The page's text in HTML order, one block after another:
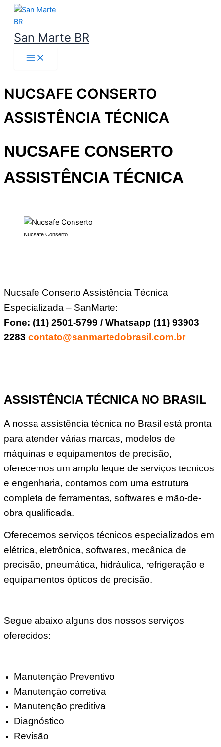
para
conteúdo
San Marte BR
NUCSAFE CONSERTO
ASSISTÊNCIA TÉCNICA
NUCSAFE CONSERTO
ASSISTÊNCIA TÉCNICA
Nucsafe Conserto
Nucsafe Conserto Assistência Técnica
Especializada – SanMarte:
Fone: (11) 2501-5799 / Whatsapp (11) 93903
2283 contato@sanmartedobrasil.com.br
ASSISTÊNCIA TÉCNICA NO BRASIL
A nossa assistência técnica no Brasil está pronta
para atender várias marcas, modelos de
máquinas e equipamentos de precisão,
oferecemos um amplo leque de serviços técnicos
e engenharia, contamos com uma estrutura
completa de ferramentas, softwares e mão-de-
obra qualificada.
Oferecemos serviços técnicos especializados em
elétrica, eletrônica, softwares, mecânica de
precisão, pneumática, hidráulica, refrigeração e
equipamentos ópticos de precisão.
Segue abaixo alguns dos nossos serviços
oferecidos:
Manutençāo Preventivo
Manutençāo corretiva
Manutençāo preditiva
Diagnóstico
Revisão